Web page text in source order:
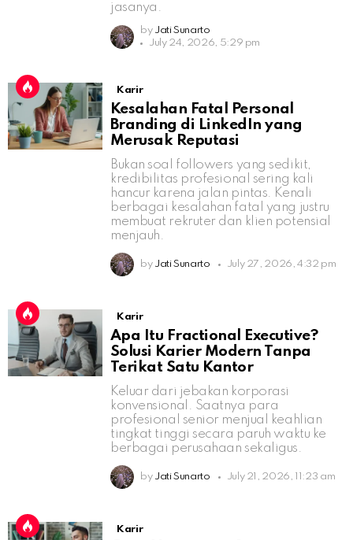
jasanya.
by Jati Sunarto
July 24, 2026, 5:29 pm
Karir
Kesalahan Fatal Personal
Branding di LinkedIn yang
Merusak Reputasi
Bukan soal followers yang sedikit,
kredibilitas profesional sering kali
hancur karena jalan pintas. Kenali
berbagai kesalahan fatal yang justru
membuat rekruter dan klien potensial
menjauh.
by Jati Sunarto July 27, 2026, 4:32 pm
Karir
Apa Itu Fractional Executive?
Solusi Karier Modern Tanpa
Terikat Satu Kantor
Keluar dari jebakan korporasi
konvensional. Saatnya para
profesional senior menjual keahlian
tingkat tinggi secara paruh waktu ke
berbagai perusahaan sekaligus.
by Jati Sunarto July 21, 2026, 11:23 am
Karir